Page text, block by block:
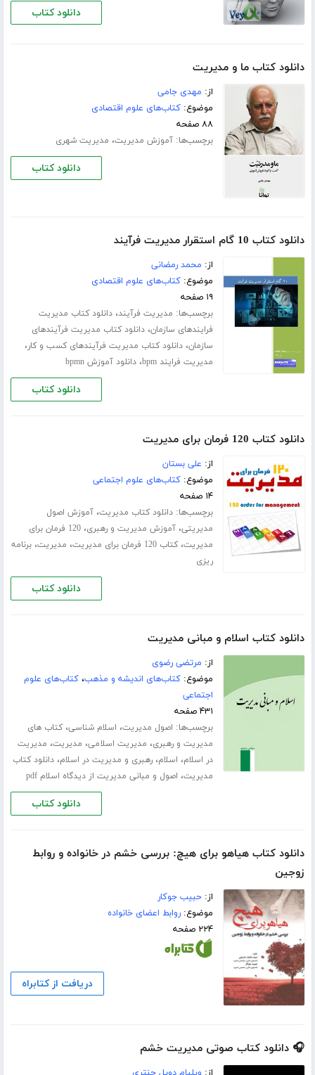
دانلود کتاب
دانلود کتاب ما و مدیریت
از: مهدی جامی
موضوع:کتاب‌های علوم اقتصادی
۸۸ صفحه
برچسب‌ها:آموزش مدیریت، مدیریت شهری
دانلود کتاب
دانلود کتاب 10 گام استقرار مدیریت فرآیند
از: محمد رمضانی
موضوع:کتاب‌های علوم اقتصادی
۱۹ صفحه
برچسب‌ها: مدیریت فرآیند،دانلود کتاب مدیریت
فرایندهای سازمان،دانلود کتاب مدیریت فرآیندهای
سازمان،دانلود کتاب مدیریت فرآیندهای کسب و کار،
مدیریت فرایند bpm ،دانلود آموزش bpmn
دانلود کتاب
دانلود کتاب 120 فرمان برای مدیریت
از: علی بستان
موضوع:کتاب‌های علوم اجتماعی
۱۴ صفحه
برچسب‌ها:دانلود کتاب مدیریت،آموزش اصول
مدیریتی،آموزش مدیریت و رهبری،
120 فرمان برای
مدیریت،کتاب 120 فرمان برای مدیریت ، مدیریت،برنامه
ریزی
دانلود کتاب
دانلود کتاب اسلام و مبانی مدیریت
از: مرتضی رضوی
موضوع:کتاب‌های اندیشه و مذهب،کتاب‌های علوم
اجتماعی
۴۳۱ صفحه
برچسب‌ها: اصول مدیریت، اسلام شناسی،کتاب های
مدیریت و رهبری، مدیریت اسلامی، مدیریت، مدیریت
در اسلام، اسلام،رهبری و مدیریت در اسلام،دانلود کتاب
مدیریت، اصول و مبانی مدیریت از دیدگاه اسلام pdf
دانلود کتاب
دانلود کتاب هیاهو برای هیچ: بررسی خشم در خانواده و روابط
زوجین
از:حبیب جوکار
موضوع:روابط اعضای خانواده
۲۲۴ صفحه
دریافت از کتابراه
🎧 دانلود کتاب صوتی مدیریت خشم